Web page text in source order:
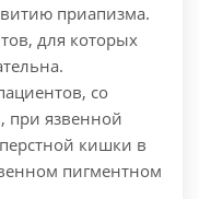
приапизма.
для которых
со
при язвенной
кишки в
пигментном